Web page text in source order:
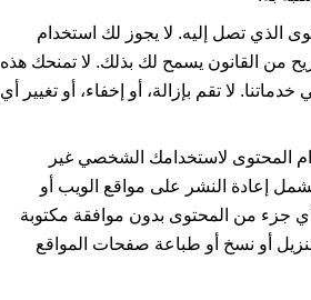
الذي تصل إليه. لا يجوز لك استخدام
من القانون يسمح لك بذلك. لا تمنحك هذه
لا تقم بإزالة، أو إخفاء، أو تغيير أي
المحتوى لاستخدامك الشخصي غير
يشمل إعادة النشر على مواقع الويب أو
أي جزء من المحتوى بدون موافقة مكتوبة
أو نسخ أو طباعة صفحات المواقع